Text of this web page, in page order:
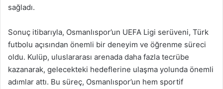
sağladı.
Sonuç itibarıyla, Osmanlıspor’un UEFA Ligi serüveni, Türk
futbolu açısından önemli bir deneyim ve öğrenme süreci
oldu. Kulüp, uluslararası arenada daha fazla tecrübe
kazanarak, gelecekteki hedeflerine ulaşma yolunda önemli
adımlar attı. Bu süreç, Osmanlıspor’un hem sportif